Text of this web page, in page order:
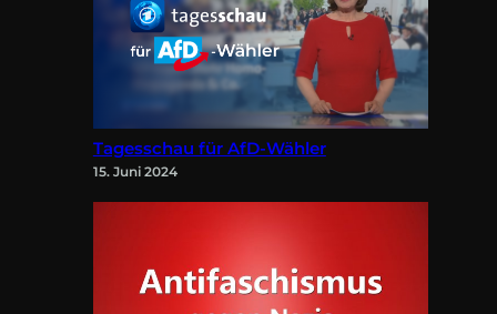
Tagesschau für AfD-Wähler
15. Juni 2024